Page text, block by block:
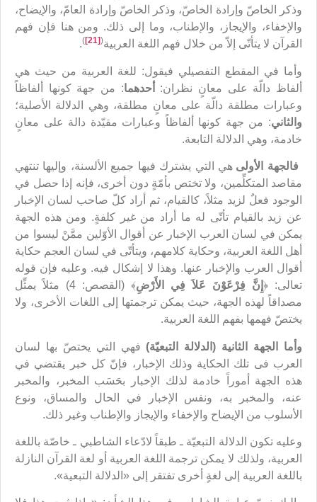
وذكر الخاصّ وإرادة الخاصّ، وذكر الخاصّ وإرادة العامّ، والإيضاح،
والإخفاء، والإيجاز، والإطناب، وما إلى ذلك. ومن هنا فإن فهم
القرآن لا يتأتّى إلاّ من خلال فهم اللغة العربية(
[21]
)
.
وأما في المقطع التفصيلي فيقول: للغة العربية من حيث هي
ألفاظ دالّة على معانٍ نظران:
أحدهما: من جهة كونها ألفاظاً
وعبارات مطلقة دالّة على معانٍ مطلقة، وهي الدلالة الأصلية؛
والثاني: من جهة كونها ألفاظاً وعبارات مقيّدة دالة على معانٍ
خادمة، وهي الدلالة التابعة.
فالجهة الأولى هي التي يشترك فيها جميع الألسنة، وإليها تنتهي
مقاصد المتكلِّمين، ولا تختص بأمّةٍ دون أخرى، فإنه إذا حصل في
الوجود فعلٌ لزيد مثلاً، كالقيام، ثم أراد كلّ صاحب لسان الإخبار
عن زيد بالقيام تأتّى له ما أراد من غير كلفةٍ. ومن هذه الجهة
يمكن في لسان العرب الإخبار عن أقوال الأوّلين ممَّنْ ليسوا من
أهل اللغة العربية، وحكاية كلامهم، ويتأتّى في لسان العجم حكاية
أقوال العرب والإخبار عنها. وهذا لا إشكال فيه. وعليه فإن قوله
تعالى: ﴿ إِنَّ فِرْعَوْنَ عَلاَ فِي الأَرْضِ
﴾ (القصص: 4) مثلاً يمثِّل
مصداقاً لهذه الجهة، حيث يمكن ترجمتها إلى اللغات الأخرى، ولا
يختصّ فهمها بفهم اللغة العربية.
وأما الجهة الثانية (الدلالة التبعيّة)فهي التي يختصّ بها لسان
العرب فى تلك الحكاية وذلك الإخبار، فإنّ كل خبر يقتضي في
هذه الجهة أموراً خادمة لذلك الإخبار بحَسَب المخبر، والمخبر
عنه، والمخبر به، ونفس الإخبار في الحال والمساق، ونوع
الأسلوب من الإيضاح والإخفاء والإيجاز والإطناب وغير ذلك.
وعليه تكون الدلالة التبعيّة ـ طبقاً لادّعاء الشاطبي ـ خاصّة باللغة
العربية، ولذلك لا يمكن ترجمة اللغة العربية أو لغة القرآن النازلة
باللغة العربية إلى لغةٍ أخرى تفتقر إلى «الدلالة التبعية».